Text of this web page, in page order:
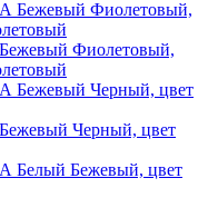
Фиолетовый,
Черный, цвет